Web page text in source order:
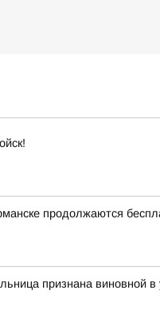
продолжаются
признана виновной в